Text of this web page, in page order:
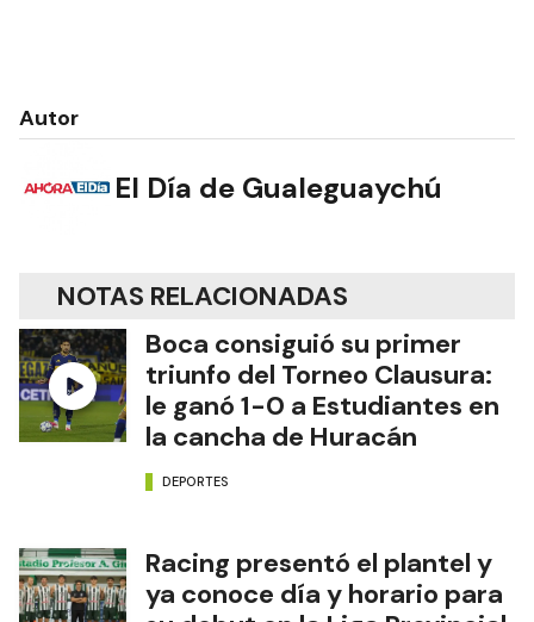
Autor
El Día de Gualeguaychú
NOTAS RELACIONADAS
Boca consiguió su primer
triunfo del Torneo Clausura:
le ganó 1-0 a Estudiantes en
la cancha de Huracán
DEPORTES
Racing presentó el plantel y
ya conoce día y horario para